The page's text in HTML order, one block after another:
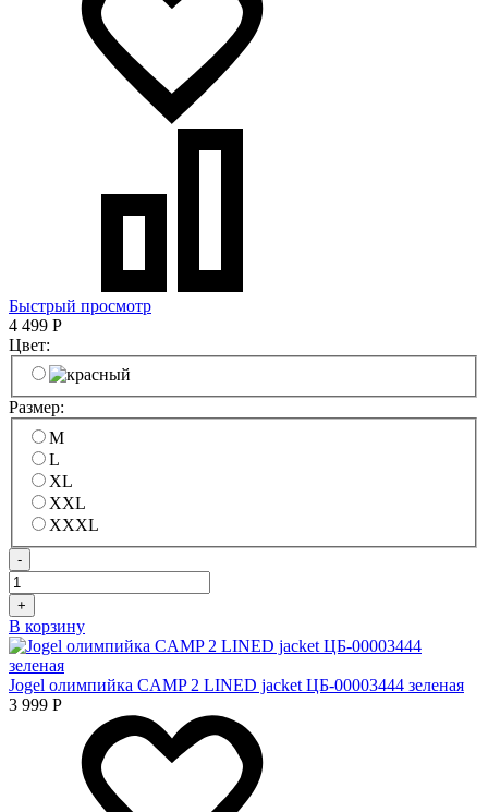
Быстрый просмотр
4 499 Р
Цвет:
Размер:
M
L
XL
XXL
XXXL
-
+
В корзину
Jogel олимпийка CAMP 2 LINED jacket ЦБ-00003444 зеленая
3 999 Р